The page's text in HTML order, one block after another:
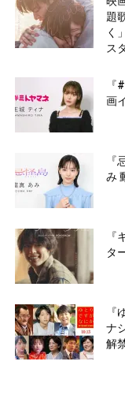
題
く
ス
『
画
『
み
『
タ
『
ナ
解